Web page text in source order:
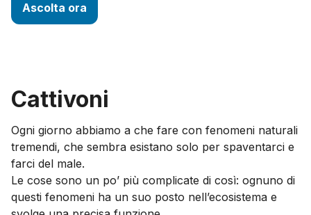
Ascolta ora
Cattivoni
Ogni giorno abbiamo a che fare con fenomeni naturali
tremendi, che sembra esistano solo per spaventarci e
farci del male.
Le cose sono un po’ più complicate di così: ognuno di
questi fenomeni ha un suo posto nell’ecosistema e